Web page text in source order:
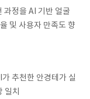
과정을 AI 기반 얼굴
및 사용자 만족도 향
추천한 안경테가 실
일치